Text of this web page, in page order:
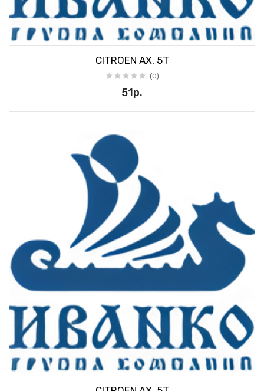
CITROEN AX, 5T
(0)
51р.